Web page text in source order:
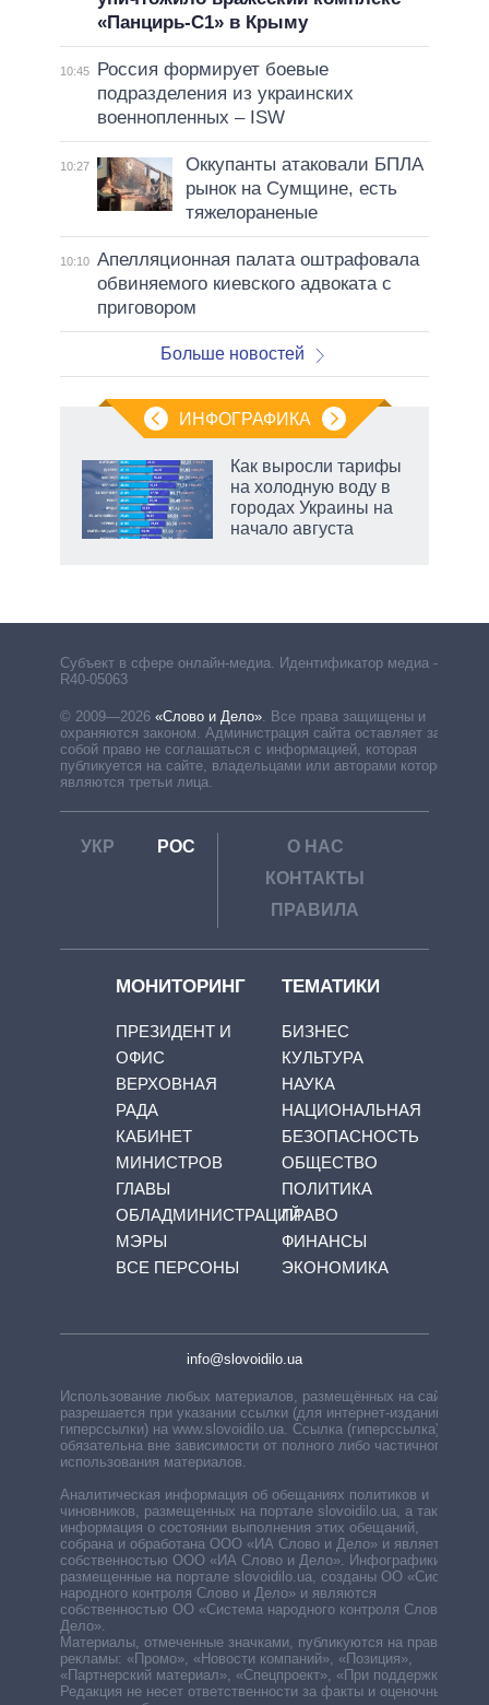
«Панцирь-С1» в Крыму
10:45
Россия формирует боевые
подразделения из украинских
военнопленных – ISW
10:27
Оккупанты атаковали БПЛА
рынок на Сумщине, есть
тяжелораненые
10:10 Апелляционная палата оштрафовала
обвиняемого киевского адвоката с
приговором
Больше новостей
ИНФОГРАФИКА
Как выросли тарифы
на холодную воду в
городах Украины на
начало августа
Субъект в сфере онлайн-медиа. Идентификатор медиа –
R40-05063
© 2009—2026 «Слово и Дело»
Все права защищены и
охраняются законом. Администрация сайта оставляет за
собой право не соглашаться с информацией, которая
публикуется на сайте, владельцами или авторами которой
являются третьи лица.
УКР РОС
О НАС
КОНТАКТЫ
ПРАВИЛА
МОНИТОРИНГ
ПРЕЗИДЕНТ И
ОФИС
ВЕРХОВНАЯ
РАДА
КАБИНЕТ
МИНИСТРОВ
ГЛАВЫ
ОБЛАДМИНИСТРАЦИЙ
МЭРЫ
ВСЕ ПЕРСОНЫ
ТЕМАТИКИ
БИЗНЕС
КУЛЬТУРА
НАУКА
НАЦИОНАЛЬНАЯ
БЕЗОПАСНОСТЬ
ОБЩЕСТВО
ПОЛИТИКА
ПРАВО
ФИНАНСЫ
ЭКОНОМИКА
info@slovoidilo.ua
Использование любых материалов, размещённых на сайте,
разрешается при указании ссылки (для интернет-изданий —
гиперссылки) на www.slovoidilo.ua. Ссылка (гиперссылка)
обязательна вне зависимости от полного либо частичного
использования материалов.
Аналитическая информация об обещаниях политиков и
чиновников, размещенных на портале slovoidilo.ua, а также
информация о состоянии выполнения этих обещаний,
собрана и обработана ООО «ИА Слово и Дело» и является
собственностью ООО «ИА Слово и Дело». Инфографики,
размещенные на портале slovoidilo.ua, созданы ОО «Система
народного контроля Слово и Дело» и являются
собственностью ОО «Система народного контроля Слово и
Дело».
Материалы, отмеченные значками, публикуются на правах
рекламы: «Промо», «Новости компаний», «Позиция»,
«Партнерский материал», «Спецпроект», «При поддержке».
Редакция не несет ответственности за факты и оценочные